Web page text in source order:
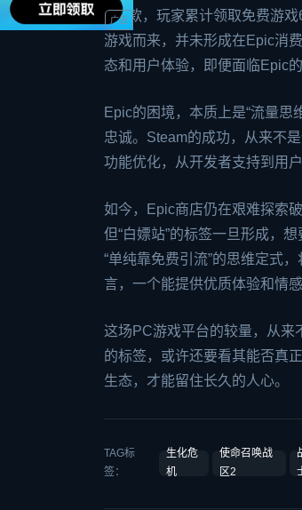
100款，玩家累计领取免费游
游戏而来，并未形成在Epic消
态和用户体验，即便面临Epic
Epic的困境，本质上是“流量思
忠诚。Steam的成功，从来不
功能优化，从开发者支持到用
如今，Epic商店仍在艰难探索
但“白嫖站”的标签一旦形成，
“单纯靠免费引流”的思维定式
言，一个能提供优质体验和情
这场PC游戏平台的较量，从来
的标签，或许还要看其能否真
生态，才能留住长久的人心。
TAG标
签：
生化危
机
使命召唤战
区2